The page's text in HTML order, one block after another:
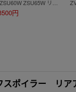
円
スポイラー リア